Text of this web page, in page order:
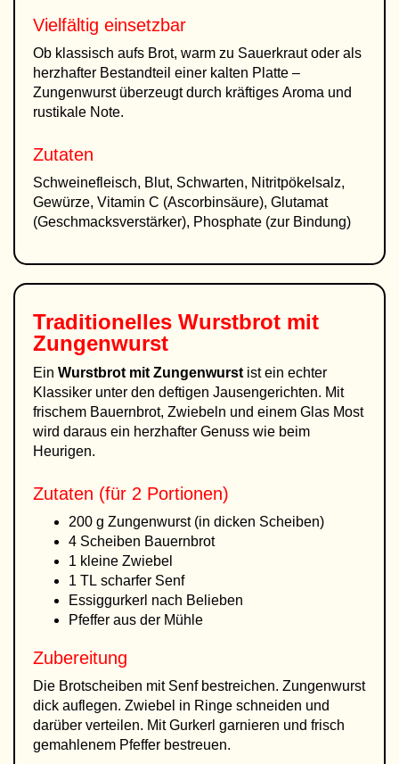
Vielfältig einsetzbar
Ob klassisch aufs Brot, warm zu Sauerkraut oder als
herzhafter Bestandteil einer kalten Platte –
Zungenwurst überzeugt durch kräftiges Aroma und
rustikale Note.
Zutaten
Schweinefleisch, Blut, Schwarten, Nitritpökelsalz,
Gewürze, Vitamin C (Ascorbinsäure), Glutamat
(Geschmacksverstärker), Phosphate (zur Bindung)
Traditionelles Wurstbrot mit
Zungenwurst
Ein Wurstbrot mit Zungenwurst ist ein echter
Klassiker unter den deftigen Jausengerichten. Mit
frischem Bauernbrot, Zwiebeln und einem Glas Most
wird daraus ein herzhafter Genuss wie beim
Heurigen.
Zutaten (für 2 Portionen)
200 g Zungenwurst (in dicken Scheiben)
4 Scheiben Bauernbrot
1 kleine Zwiebel
1 TL scharfer Senf
Essiggurkerl nach Belieben
Pfeffer aus der Mühle
Zubereitung
Die Brotscheiben mit Senf bestreichen. Zungenwurst
dick auflegen. Zwiebel in Ringe schneiden und
darüber verteilen. Mit Gurkerl garnieren und frisch
gemahlenem Pfeffer bestreuen.